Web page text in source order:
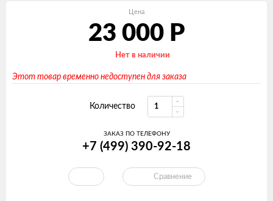
Цена
23 000 Р
Нет в наличии
Этот товар временно недоступен для заказа
Количество
ЗАКАЗ ПО ТЕЛЕФОНУ
+7 (499) 390-92-18
Сравнение